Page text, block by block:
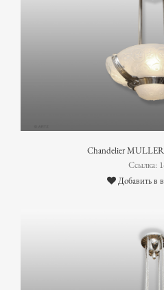
Chandelier MULLER
Ссылка:
Добавить в